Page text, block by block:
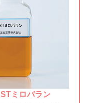
STミロバラン